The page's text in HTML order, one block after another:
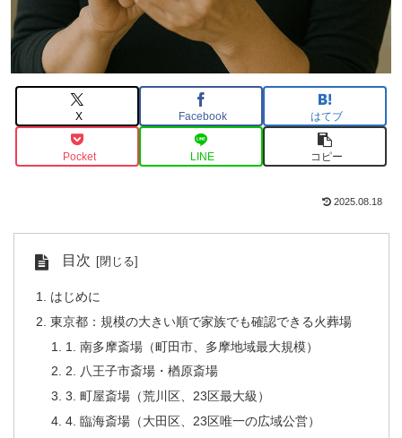
X Facebook はてブ
Pocket LINE コピー
2025.08.18
目次
はじめに
東京都：規模の大きい順で家族でも確認できる火葬場
1. 南多摩斎場（町田市、多摩地域最大規模）
2. 八王子市斎場・楢原斎場
3. 町屋斎場（荒川区、23区最大級）
4. 臨海斎場（大田区、23区唯一の広域公営）